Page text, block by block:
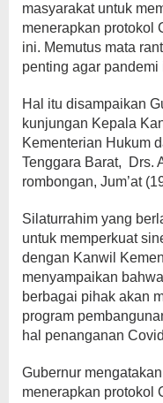
masyarakat untuk
menerapkan protokol
ini. Memutus mata
penting agar pandemi
Hal itu disampaikan
kunjungan Kepala
Kementerian Hukum
Tenggara Barat, Drs.
rombongan, Jum’at
Silaturrahim yang
untuk memperkuat
dengan Kanwil
menyampaikan
berbagai pihak akan
program
hal penanganan
Gubernur
menerapkan protokol